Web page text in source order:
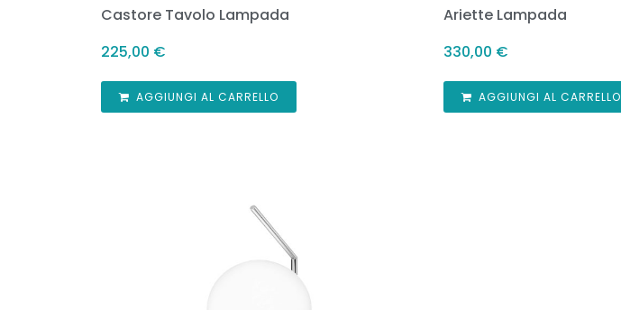
Castore Tavolo Lampada
225,00 €
AGGIUNGI AL CARRELLO
Ariette Lampada
330,00 €
AGGIUNGI AL CARRELLO